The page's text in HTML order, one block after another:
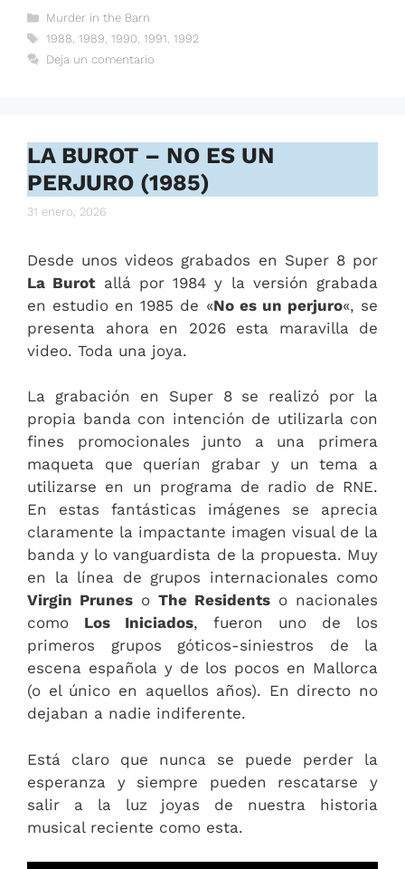
Categorías
Murder in the Barn
Etiquetas
1988, 1989, 1990, 1991, 1992
Deja un comentario
LA BUROT – NO ES UN
PERJURO (1985)
31 enero, 2026
Desde unos videos grabados en Super 8 por
La Burotallá por 1984 y la versión grabada
en estudio en 1985 de «No es un perjuro«, se
presenta ahora en 2026 esta maravilla de
video. Toda una joya.
La grabación en Super 8 se realizó por la
propia banda con intención de utilizarla con
fines promocionales junto a una primera
maqueta que querían grabar y un tema a
utilizarse en un programa de radio de RNE.
En estas fantásticas imágenes se aprecia
claramente la impactante imagen visual de la
banda y lo vanguardista de la propuesta. Muy
en la línea de grupos internacionales como
Virgin Prunes o The Residents o nacionales
como Los Iniciados, fueron uno de los
primeros grupos góticos-siniestros de la
escena española y de los pocos en Mallorca
(o el único en aquellos años). En directo no
dejaban a nadie indiferente.
Está claro que nunca se puede perder la
esperanza y siempre pueden rescatarse y
salir a la luz joyas de nuestra historia
musical reciente como esta.